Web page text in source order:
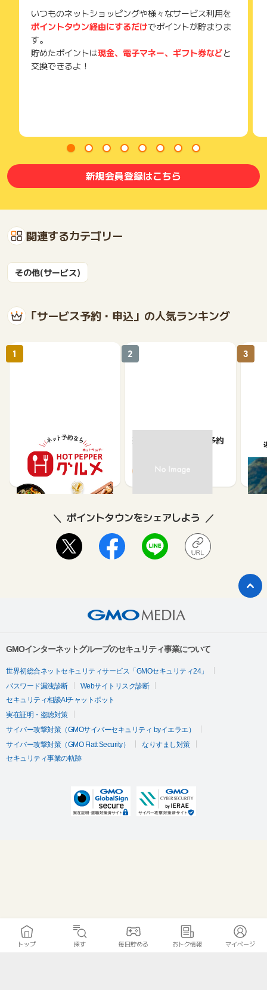
いつものネットショッピングや様々なサービス利用を
ポイントタウン経由にするだけでポイントが貯まりま
す。
貯めたポイントは現金、電子マネー、ギフト券などと
交換できるよ！
新規会員登録はこちら
関連するカテゴリー
その他(サービス)
「サービス予約・申込」の人気ランキング
【ホットペッパーグル
メ】レストラン予約
85
1
楽天ぐるなびネット予約
80
2
遊
ッ
ュー
3
ポイントタウンをシェアしよう
GMOインターネットグループのセキュリティ事業について
世界初総合ネットセキュリティサービス「GMOセキュリティ24」
パスワード漏洩診断
Webサイトリスク診断
セキュリティ相談AIチャットボット
実在証明・盗聴対策
サイバー攻撃対策（GMOサイバーセキュリティ byイエラエ）
サイバー攻撃対策（GMO Flatt Security）
なりすまし対策
セキュリティ事業の軌跡
トップ 探す 毎日貯める おトク情報 マイページ